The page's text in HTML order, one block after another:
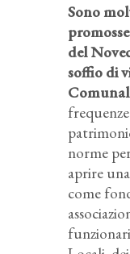
Sono
del
soffio di
norme
aprire
come